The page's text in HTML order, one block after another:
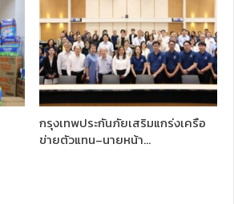
กรุงเทพประกันภัยเสริมแกร่งเครือ
ข่ายตัวแทน–นายหน้า…